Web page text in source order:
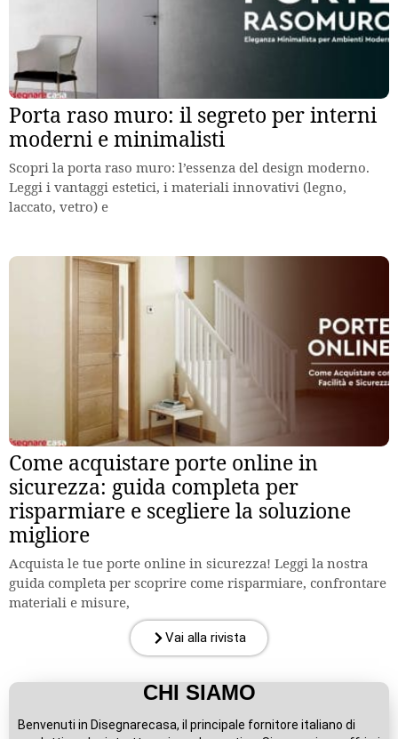
Porta raso muro: il segreto per interni
moderni e minimalisti
Scopri la porta raso muro: l’essenza del design moderno.
Leggi i vantaggi estetici, i materiali innovativi (legno,
laccato, vetro) e
Come acquistare porte online in
sicurezza: guida completa per
risparmiare e scegliere la soluzione
migliore
Acquista le tue porte online in sicurezza! Leggi la nostra
guida completa per scoprire come risparmiare, confrontare
materiali e misure,
Vai alla rivista
CHI SIAMO
Benvenuti in Disegnarecasa, il principale fornitore italiano di